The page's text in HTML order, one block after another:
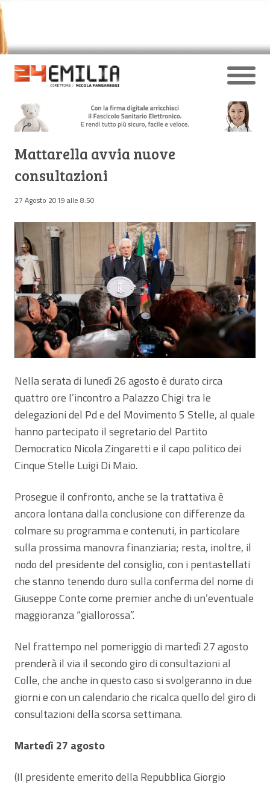
Mattarella avvia nuove
consultazioni
27 Agosto 2019 alle 8:50
Nella serata di lunedì 26 agosto è durato circa
quattro ore l’incontro a Palazzo Chigi tra le
delegazioni del Pd e del Movimento 5 Stelle, al quale
hanno partecipato il segretario del Partito
Democratico Nicola Zingaretti e il capo politico dei
Cinque Stelle Luigi Di Maio.
Prosegue il confronto, anche se la trattativa è
ancora lontana dalla conclusione con differenze da
colmare su programma e contenuti, in particolare
sulla prossima manovra finanziaria; resta, inoltre, il
nodo del presidente del consiglio, con i pentastellati
che stanno tenendo duro sulla conferma del nome di
Giuseppe Conte come premier anche di un’eventuale
maggioranza “giallorossa”.
Nel frattempo nel pomeriggio di martedì 27 agosto
prenderà il via il secondo giro di consultazioni al
Colle, che anche in questo caso si svolgeranno in due
giorni e con un calendario che ricalca quello del giro di
consultazioni della scorsa settimana.
Martedì 27 agosto
(Il presidente emerito della Repubblica Giorgio